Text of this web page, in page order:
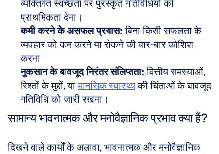
व्यक्तिगत स्वच्छता पर पुरस्कृत गतिविधियों को
प्राथमिकता देना।
कमी करने के असफल प्रयास: बिना किसी सफलता के
व्यवहार को कम करने या रोकने की बार-बार कोशिश
करना।
नुकसान के बावजूद निरंतर संलिप्तता: वित्तीय समस्याओं,
रिश्तों के मुद्दों, या मानसिक स्वास्थ्य की चिंताओं के बावजूद
गतिविधि को जारी रखना।
सामान्य भावनात्मक और मनोवैज्ञानिक प्रभाव क्या हैं?
दिखने वाले कार्यों के अलावा, भावनात्मक और मनोवैज्ञानिक